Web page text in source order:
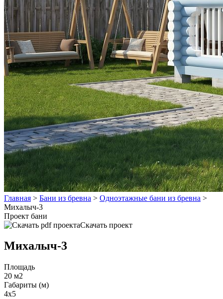
Главная > Бани из бревна > Одноэтажные бани из бревна >
Михалыч-3
Проект бани
Скачать проект
Михалыч-3
Площадь
20 м2
Габариты (м)
4х5